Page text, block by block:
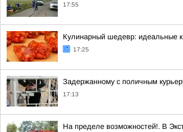
17:55
Кулинарный шедевр: идеальные
17:25
Задержанному с поличным
17:13
На пределе возможностей!. В